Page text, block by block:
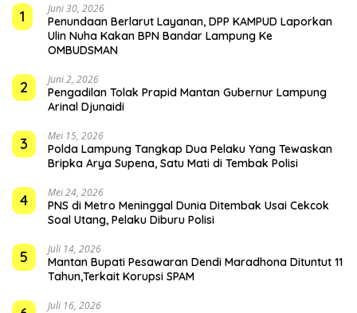
1
Juni 30, 2026
Penundaan Berlarut Layanan, DPP KAMPUD Laporkan
Ulin Nuha Kakan BPN Bandar Lampung Ke
OMBUDSMAN
2 Juni 2, 2026
Pengadilan Tolak Prapid Mantan Gubernur Lampung
Arinal Djunaidi
3 Mei 15, 2026
Polda Lampung Tangkap Dua Pelaku Yang Tewaskan
Bripka Arya Supena, Satu Mati di Tembak Polisi
4 Mei 24, 2026
PNS di Metro Meninggal Dunia Ditembak Usai Cekcok
Soal Utang, Pelaku Diburu Polisi
5 Juli 14, 2026
Mantan Bupati Pesawaran Dendi Maradhona Dituntut 11
Tahun,Terkait Korupsi SPAM
Juli 16, 2026